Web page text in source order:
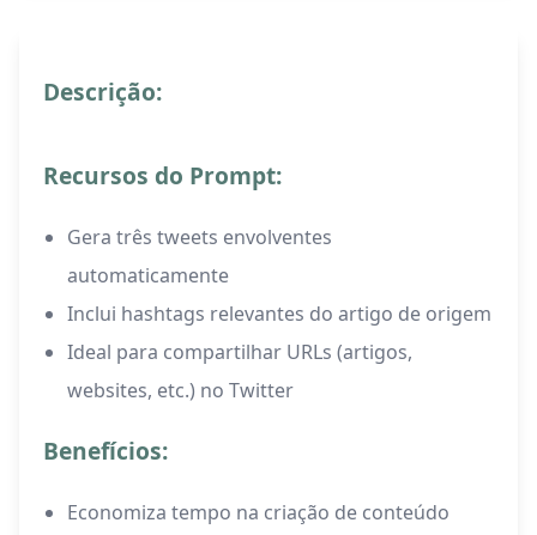
Descrição:
Recursos do Prompt:
Gera três tweets envolventes
automaticamente
Inclui hashtags relevantes do artigo de origem
Ideal para compartilhar URLs (artigos,
websites, etc.) no Twitter
Benefícios:
Economiza tempo na criação de conteúdo